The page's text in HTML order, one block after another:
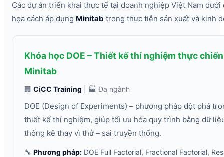
Các dự án triển khai thực tế tại doanh nghiệp Việt Nam dưới
họa cách áp dụng Minitab trong thực tiễn sản xuất và kinh
Khóa học DOE – Thiết kế thí nghiệm thực
Minitab
🏢 CiCC Training | 🏭 Đa ngành
DOE (Design of Experiments) – phương pháp đột phá
thiết kế thí nghiệm, giúp tối ưu hóa quy trình bằng dữ
thống kê thay vì thử – sai truyền thống.
🔧 Phương pháp: DOE Full Factorial, Fractional Factorial,